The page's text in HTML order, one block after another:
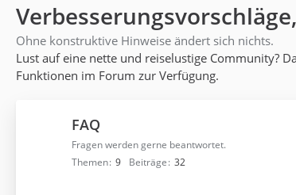
Ohne konstruktive Hinweise ändert sich nichts.
Lust auf eine nette und reiselustige Community?
Funktionen im Forum zur Verfügung.
FAQ
Fragen werden gerne beantwortet.
Themen 9 Beiträge 32